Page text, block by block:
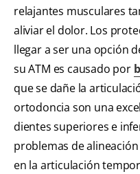
relajantes musculares
aliviar el dolor. Los
llegar a ser una opción
su ATM es causado por
que se dañe la
ortodoncia son una
dientes superiores e
problemas de
en la articulación